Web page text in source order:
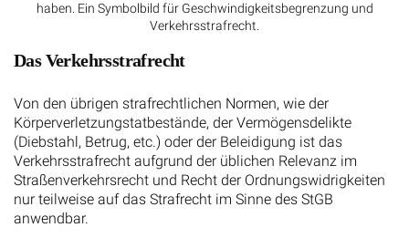
haben. Ein Symbolbild für Geschwindigkeitsbegrenzung und
Verkehrsstrafrecht.
Das Verkehrsstrafrecht
Von den übrigen strafrechtlichen Normen, wie der
Körperverletzungstatbestände, der Vermögensdelikte
(Diebstahl, Betrug, etc.) oder der Beleidigung ist das
Verkehrsstrafrecht aufgrund der üblichen Relevanz im
Straßenverkehrsrecht und Recht der Ordnungswidrigkeiten
nur teilweise auf das Strafrecht im Sinne des StGB
anwendbar.